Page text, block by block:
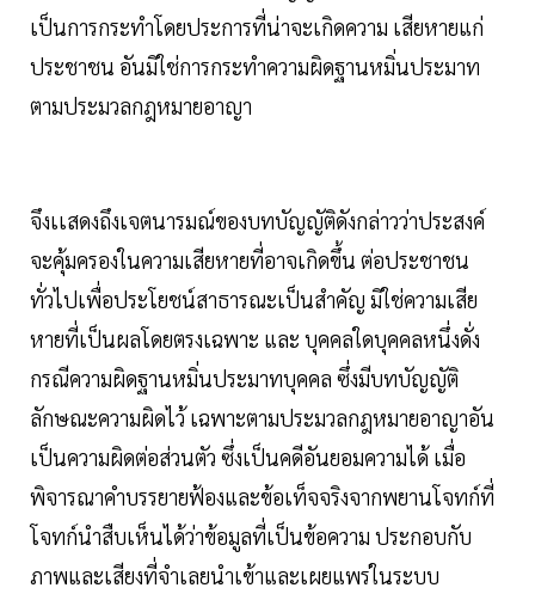
เป็นการกระทำโดยประการที่น่าจะเกิดความ เสียหายแก่
ประชาชน อันมิใช่การกระทำความผิดฐานหมิ่นประมาท
ตามประมวลกฎหมายอาญา
จึงเเสดงถึงเจตนารมณ์ของบทบัญญัติดังกล่าวว่าประสงค์
จะคุ้มครองในความเสียหายที่อาจเกิดขึ้น ต่อประชาชน
ทั่วไปเพื่อประโยชน์สาธารณะเป็นสำคัญ มิใช่ความเสีย
หายที่เป็นผลโดยตรงเฉพาะ และ บุคคลใดบุคคลหนึ่งดั่ง
กรณีความผิดฐานหมิ่นประมาทบุคคล ซึ่งมีบทบัญญัติ
ลักษณะความผิดไว้ เฉพาะตามประมวลกฎหมายอาญาอัน
เป็นความผิดต่อส่วนตัว ซึ่งเป็นคดีอันยอมความได้ เมื่อ
พิจารณาคำบรรยายฟ้องและข้อเท็จจริงจากพยานโจทก์ที่
โจทก์นำสืบเห็นได้ว่าข้อมูลที่เป็นข้อความ ประกอบกับ
ภาพและเสียงที่จำเลยนำเข้าและเผยแพร่ในระบบ